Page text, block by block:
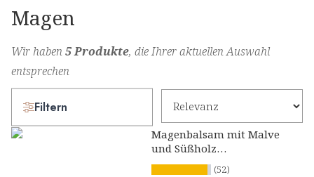
Magen
Wir haben5 Produkte, die Ihrer aktuellen Auswahl
entsprechen
Filtern
Magenbalsam mit Malve
und Süßholz
Kräuterkonzentrat
(52)